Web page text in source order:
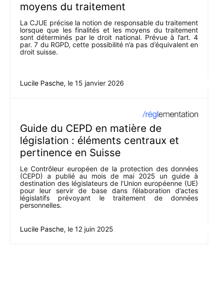
moyens du traitement
La CJUE précise la notion de responsable du traitement
lorsque que les finalités et les moyens du traitement
sont déterminés par le droit national. Prévue à l’art. 4
par. 7 du RGPD, cette possibilité n’a pas d’équivalent en
droit suisse.
Lucile Pasche, le 15 janvier 2026
Guide du CEPD en matière de
législation : éléments centraux et
pertinence en Suisse
Le Contrôleur européen de la protection des données
(CEPD) a publié au mois de mai 2025 un guide à
destination des législateurs de l’Union européenne (UE)
pour leur servir de base dans l’élaboration d’actes
législatifs prévoyant le traitement de données
personnelles.
Lucile Pasche, le 12 juin 2025